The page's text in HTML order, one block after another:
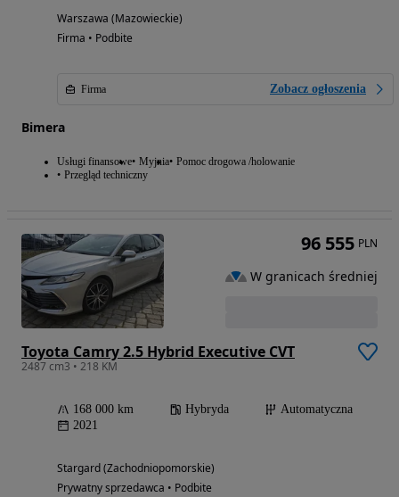
Warszawa (Mazowieckie)
Firma • Podbite
Firma Zobacz ogłoszenia
Bimera
Usługi finansowe Myjnia Pomoc drogowa /holowanie
Przegląd techniczny
Toyota Camry 2.5 Hybrid Executive CVT
2487 cm3 • 218 KM
168 000 km Hybryda
Automatyczna
2021
Stargard (Zachodniopomorskie)
Prywatny sprzedawca • Podbite
96 555 PLN
W granicach średniej